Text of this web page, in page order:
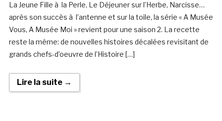
La Jeune Fille à la Perle, Le Déjeuner sur l’Herbe, Narcisse…
après son succès à l’antenne et sur la toile, la série « A Musée
Vous, A Musée Moi » revient pour une saison 2. La recette
reste la même: de nouvelles histoires décalées revisitant de
grands chefs-d’oeuvre de l’Histoire […]
Lire la suite →